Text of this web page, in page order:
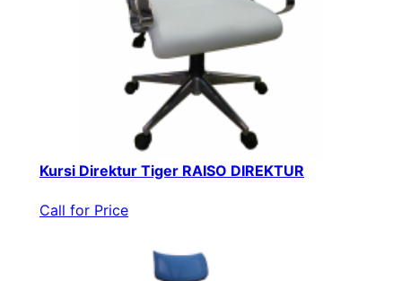
Kursi Direktur Tiger RAISO DIREKTUR
Call for Price